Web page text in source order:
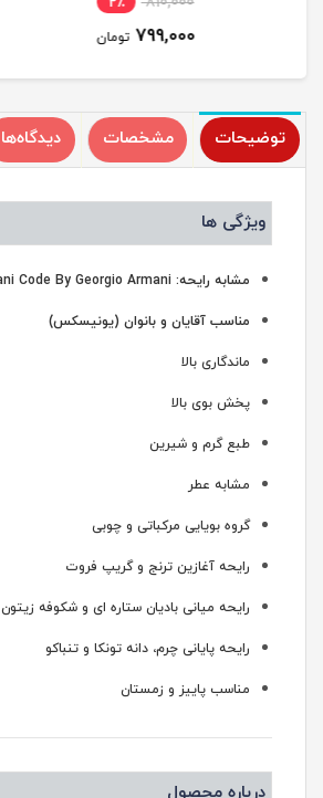
799,000 تومان
توضیحات مشخصات دیدگاه‌ها
ویژگی ها
مشابه رایحه: Armani Code By Georgio Armani
مناسب آقایان و بانوان (یونیسکس)
ماندگاری بالا
پخش بوی بالا
طبع گرم و شیرین
مشابه عطر
گروه بویایی مرکباتی و چوبی
رایحه آغازین ترنج و گریپ فروت
رایحه میانی بادیان ستاره ای و شکوفه زیتون
رایحه پایانی چرم، دانه تونکا و تنباکو
مناسب پاییز و زمستان
درباره محصول